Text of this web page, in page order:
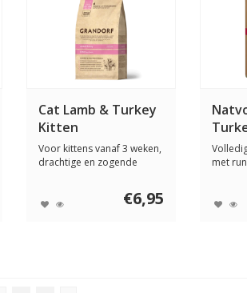
Cat Lamb & Turkey
Kitten
Voor kittens vanaf 3 weken,
drachtige en zogende
€6,95
gram
met